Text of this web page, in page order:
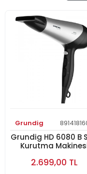
Grundig
Grundig HD 6080 B
Kurutma
2.699,00 TL